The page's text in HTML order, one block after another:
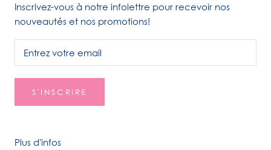
Inscrivez-vous à notre infolettre pour recevoir nos
nouveautés et nos promotions!
S'INSCRIRE
Plus d'infos